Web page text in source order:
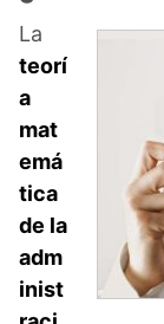
La
teorí
a
mat
emá
tica
de la
adm
inist